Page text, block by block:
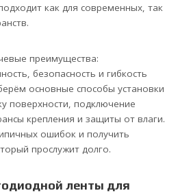
как для современных, так
преимущества:
безопасность и гибкость
основные способы установки
поверхности, подключение
крепления и защиты от влаги.
ошибок и получить
прослужит долго.
ленты для